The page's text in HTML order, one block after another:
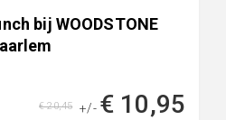
bij WOODSTONE
+/- € 10,95
€ 20,45